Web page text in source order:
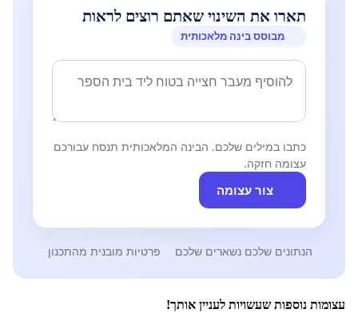
תארו את השינוי שאתם רוצים לראות
מבוסס בינה מלאכותית
כתבו במילים שלכם. הבינה המלאכותית תנסח עבורכם
עצומה חזקה.
צור עצומה
הנתונים שלכם נשארים שלכם פרטיות מובנית מהתכנון
עצומות נוספות שעשויות לעניין אותך!